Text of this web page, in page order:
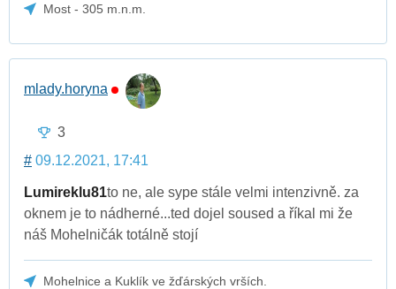
Most - 305 m.n.m.
mlady.horyna
3
# 09.12.2021, 17:41
Lumireklu81to ne, ale sype stále velmi intenzivně. za
oknem je to nádherné...ted dojel soused a říkal mi že
náš Mohelničák totálně stojí
Mohelnice a Kuklík ve žďárských vrších.